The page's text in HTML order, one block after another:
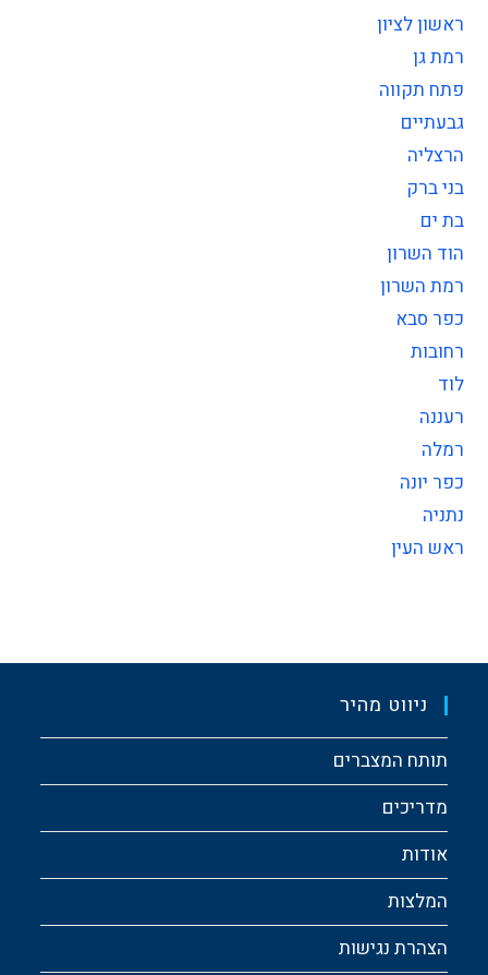
ראשון לציון
רמת גן
פתח תקווה
גבעתיים
הרצליה
בני ברק
בת ים
הוד השרון
רמת השרון
כפר סבא
רחובות
לוד
רעננה
רמלה
כפר יונה
נתניה
ראש העין
ניווט מהיר
תותח המצברים
מדריכים
אודות
המלצות
הצהרת נגישות